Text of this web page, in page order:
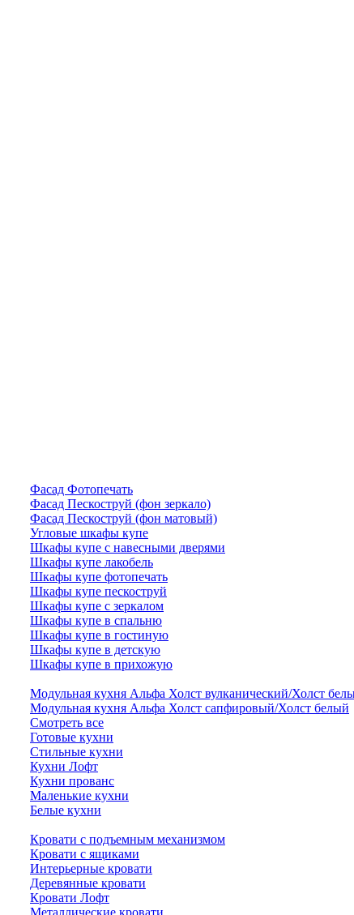
Фасад Фотопечать
Фасад Пескоструй (фон зеркало)
Фасад Пескоструй (фон матовый)
Угловые шкафы купе
Шкафы купе с навесными дверями
Шкафы купе лакобель
Шкафы купе фотопечать
Шкафы купе пескоструй
Шкафы купе с зеркалом
Шкафы купе в спальню
Шкафы купе в гостиную
Шкафы купе в детскую
Шкафы купе в прихожую
Модульная кухня Альфа Холст вулканический/Холст
Модульная кухня Альфа Холст сапфировый/Холст белый
Смотреть все
Готовые кухни
Стильные кухни
Кухни Лофт
Кухни прованс
Маленькие кухни
Белые кухни
Кровати с подъемным механизмом
Кровати с ящиками
Интерьерные кровати
Деревянные кровати
Кровати Лофт
Металлические кровати